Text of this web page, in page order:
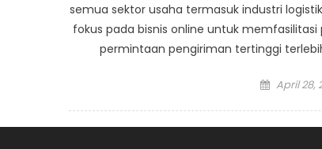
semua sektor usaha termasuk industri
fokus pada bisnis online untuk
permintaan pengiriman tertinggi
Posted
April 28,